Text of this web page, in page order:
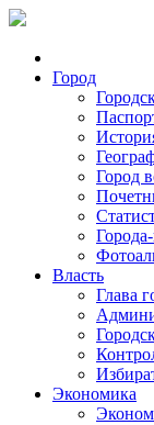
Город
Город
Власть
Глава
Экономика